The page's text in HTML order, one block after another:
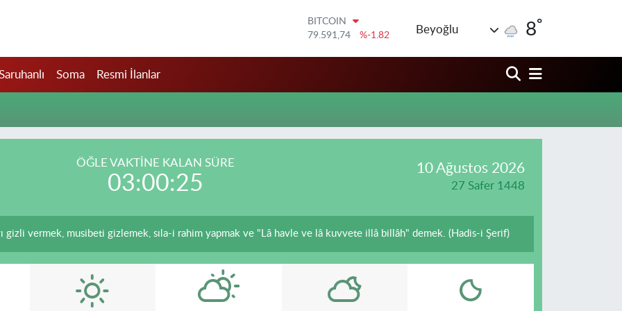
BITCOIN
79.591,74
%-1.82
53,38690
%0.19
Beyoğlu 8°
Soma Resmi İlanlar
ÖĞLE VAKTİNE KALAN SÜRE
03:00:25
10 Ağustos 2026
27 Safer 1448
gizli vermek, musibeti gizlemek, sıla-i rahim yapmak ve "Lâ havle ve lâ kuvvete illâ billâh" demek. (Hadis-i Şerif)